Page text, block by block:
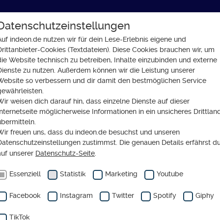
GLAUBE SOZIALES
Der Krieg in der Ukraine
in Europa: Der
indeon.de nutzen wir für dein Lese-Erlebnis eigene und
Cookies (Textdateien). Diese Cookies brauchen wir, um
Website technisch zu betreiben, Inhalte einzubinden und externe
zu nutzen. Außerdem können wir die Leistung unserer
so verbessern und dir damit den bestmöglichen Service
weisen dich darauf hin, dass einzelne Dienste auf dieser
möglicherweise Informationen in ein unsicheres
freuen uns, dass du indeon.de besuchst und unseren
zustimmst. Die genauen Details erfährst
unserer Datenschutz-Seite
Essenziell Statistik Marketing Youtube
Facebook Instagram Twitter Spotify Giphy
TikTok